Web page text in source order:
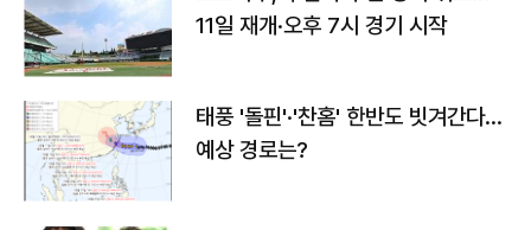
11일 재개·오후 7시 경기 시작
태풍 '돌핀'·'찬홈' 한반도 빗겨간다…
예상 경로는?